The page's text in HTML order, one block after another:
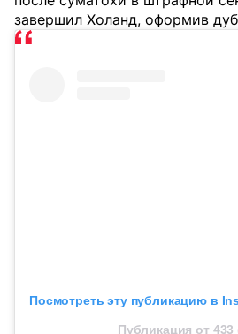
завершил Холанд, оформив
Посмотреть эту публикацию в
Публикация от 433